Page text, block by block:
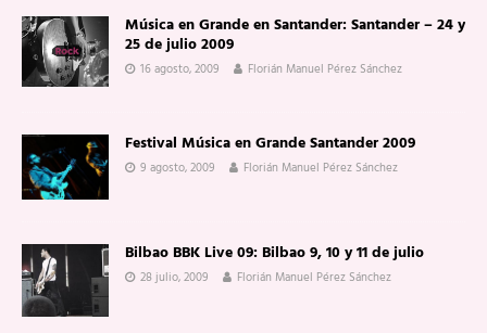
Música en Grande en Santander: Santander – 24 y
25 de julio 2009
16 agosto, 2009 Florián Manuel Pérez Sánchez
Festival Música en Grande Santander 2009
9 agosto, 2009 Florián Manuel Pérez Sánchez
Bilbao BBK Live 09: Bilbao 9, 10 y 11 de julio
28 julio, 2009 Florián Manuel Pérez Sánchez